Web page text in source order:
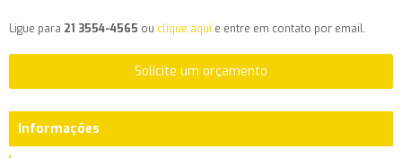
Ligue para 21 3554-4565 ou clique aqui e entre em contato por email.
Solicite um orçamento
Informações